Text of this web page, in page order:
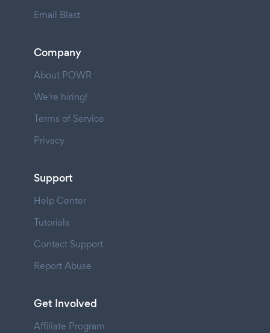
Email Blast
Company
About POWR
We're hiring!
Terms of Service
Privacy
Support
Help Center
Tutorials
Contact Support
Report Abuse
Get Involved
Affiliate Program